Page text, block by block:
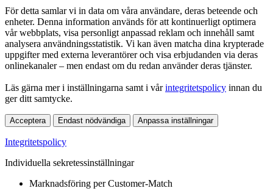
För detta samlar vi in data om våra användare, deras beteende och
enheter. Denna information används för att kontinuerligt optimera
vår webbplats, visa personligt anpassad reklam och innehåll samt
analysera användningsstatistik. Vi kan även matcha dina krypterade
uppgifter med externa leverantörer och visa erbjudanden via deras
onlinekanaler – men endast om du redan använder deras tjänster.
Läs gärna mer i inställningarna samt i vårintegritetspolicy innan du
ger ditt samtycke.
Acceptera Endast nödvändiga Anpassa inställningar
Integritetspolicy
Individuella sekretessinställningar
Marknadsföring per Customer-Match